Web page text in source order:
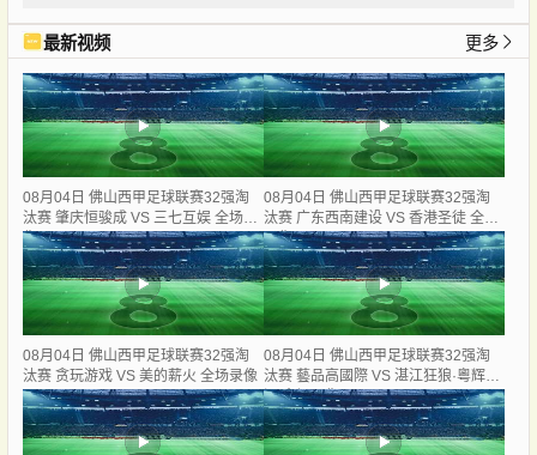
最新视频 更多
08月04日 佛山西甲足球联赛32强淘
汰赛 肇庆恒骏成 VS 三七互娱 全场录
像
08月04日 佛山西甲足球联赛32强淘
汰赛 广东西南建设 VS 香港圣徒 全场
录像
08月04日 佛山西甲足球联赛32强淘
汰赛 贪玩游戏 VS 美的薪火 全场录像
08月04日 佛山西甲足球联赛32强淘
汰赛 藝品高國際 VS 湛江狂狼·粵辉能
源 全场录像